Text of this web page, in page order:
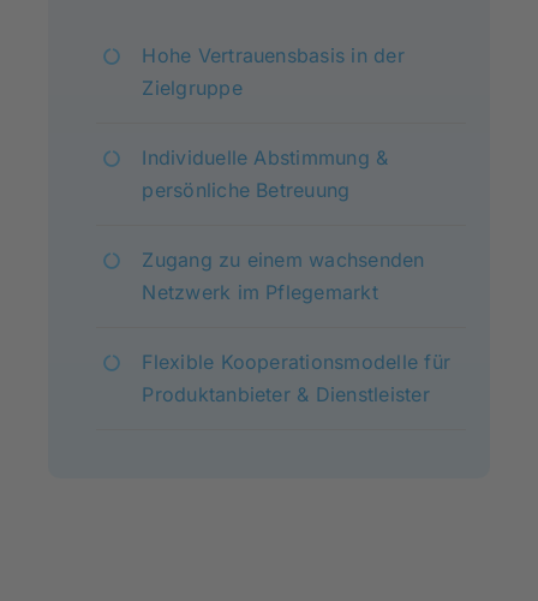
Hohe Vertrauensbasis in der
Zielgruppe
Individuelle Abstimmung &
persönliche Betreuung
Zugang zu einem wachsenden
Netzwerk im Pflegemarkt
Flexible Kooperationsmodelle für
Produktanbieter & Dienstleister